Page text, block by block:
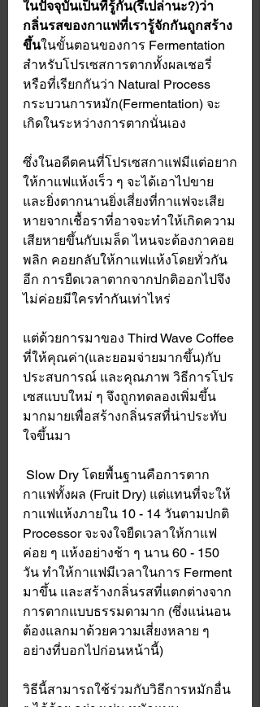
ในปัจจุบันเป็นที่รู้กัน(รึเปล่านะ?)ว่า
กลิ่นรสของกาแฟที่เรารู้จักกันถูกสร้าง
ขึ้นในขั้นตอนของการ Fermentation
สำหรับโปรเซสการตากทั้งผลเชอรี่
หรือที่เรียกกันว่า Natural Process
กระบวนการหมัก(Fermentation) จะ
เกิดในระหว่างการตากนั่นเอง
ซึ่งในอดีตคนที่โปรเซสกาแฟมีแต่อยาก
ให้กาแฟแห้งเร็ว ๆ จะได้เอาไปขาย
และยิ่งตากนานยิ่งเสี่ยงที่กาแฟจะเสีย
หายจากเชื้อราที่อาจจะทำให้เกิดความ
เสียหายขึ้นกับเมล็ด ไหนจะต้องกาคอย
พลิก คอยกลับให้กาแฟแห้งโดยทั่วกัน
อีก การยืดเวลาตากจากปกติออกไปจึง
ไม่ค่อยมีใครทำกันเท่าไหร่
แต่ด้วยการมาของ Third Wave Coffee
ที่ให้คุณค่า(และยอมจ่ายมากขึ้น)กับ
ประสบการณ์ และคุณภาพ วิธีการโปร
เซสแบบใหม่ ๆ จึงถูกทดลองเพิ่มขึ้น
มากมายเพื่อสร้างกลิ่นรสที่น่าประทับ
ใจขึ้นมา
กาแฟทั้งผล (Fruit Dry) แต่แทนที่จะให้
กาแฟแห้งภายใน 10 - 14 วันตามปกติ
Processor จะจงใจยืดเวลาให้กาแฟ
ค่อย ๆ แห้งอย่างช้า ๆ นาน 60 - 150
วัน ทำให้กาแฟมีเวลาในการ Ferment
มาขึ้น และสร้างกลิ่นรสที่แตกต่างจาก
การตากแบบธรรมดามาก (ซึ่งแน่นอน
ต้องแลกมาด้วยความเสี่ยงหลาย ๆ
อย่างที่บอกไปก่อนหน้านี้)
วิธีนี้สามารถใช้ร่วมกับวิธีการหมักอื่น